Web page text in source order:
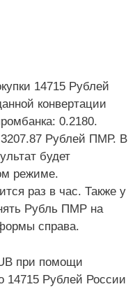
14715 Рублей
конвертации
0.2180.
3207.87 Рублей ПМР. В
будет
режиме.
раз в час. Также у
Рубль ПМР на
справа.
при помощи
14715 Рублей России